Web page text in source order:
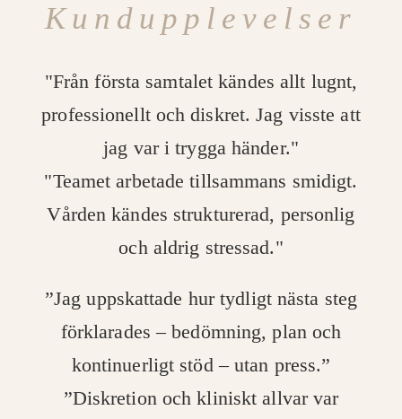
Kundupplevelser
"Från första samtalet kändes allt lugnt,
professionellt och diskret. Jag visste att
jag var i trygga händer."
"Teamet arbetade tillsammans smidigt.
Vården kändes strukturerad, personlig
och aldrig stressad."
”Jag uppskattade hur tydligt nästa steg
förklarades – bedömning, plan och
kontinuerligt stöd – utan press.”
”Diskretion och kliniskt allvar var